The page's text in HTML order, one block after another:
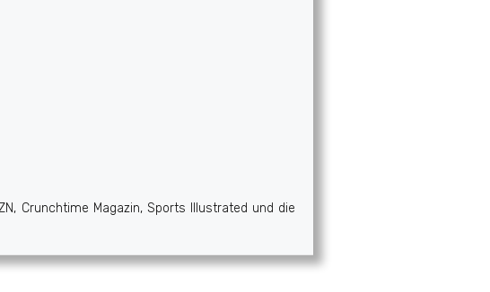
Crunchtime Magazin, Sports Illustrated und die